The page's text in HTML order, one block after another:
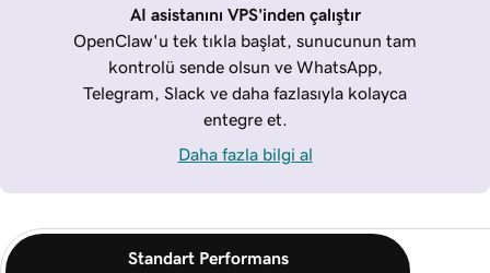
AI asistanını VPS'inden çalıştır
OpenClaw'u tek tıkla başlat, sunucunun tam
kontrolü sende olsun ve WhatsApp,
Telegram, Slack ve daha fazlasıyla kolayca
entegre et.
Daha fazla bilgi al
Standart Performans